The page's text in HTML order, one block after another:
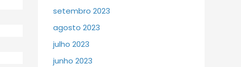
setembro 2023
agosto 2023
julho 2023
junho 2023